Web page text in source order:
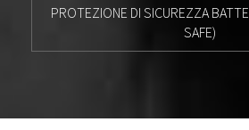
PROTEZIONE DI SICUREZZA
SAFE)